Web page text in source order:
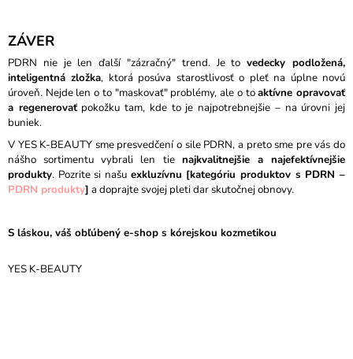
ZÁVER
PDRN nie je len ďalší "zázračný" trend. Je tovedecky podložená,
inteligentná zložka, ktorá posúva starostlivosť o pleť na úplne novú
úroveň. Nejde len o to "maskovať" problémy, ale o toaktívne opravovať
a regenerovaťpokožku tam, kde to je najpotrebnejšie – na úrovni jej
buniek.
V YES K-BEAUTY sme presvedčení o sile PDRN, a preto sme pre vás do
nášho sortimentu vybrali len tie najkvalitnejšie a najefektívnejšie
produkty. Pozrite si našu exkluzívnu [kategóriu produktov s PDRN –
PDRN produkty] a doprajte svojej pleti dar skutočnej obnovy.
S láskou, váš obľúbený e-shop s kórejskou kozmetikou
YES K-BEAUTY